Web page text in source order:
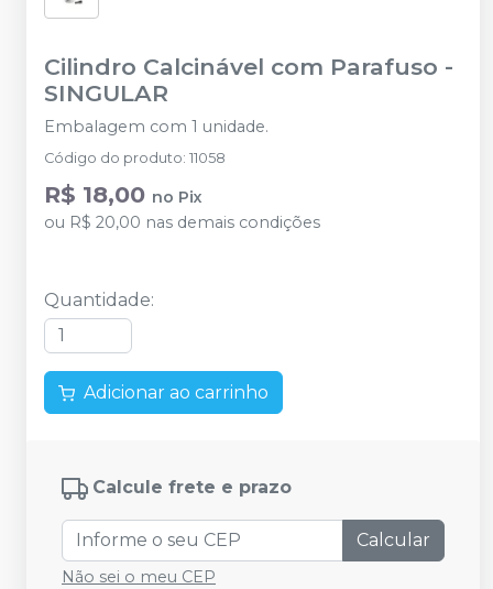
Cilindro Calcinável com Parafuso -
SINGULAR
Embalagem com 1 unidade.
Código do produto: 11058
R$ 18,00 no Pix
ou R$ 20,00 nas demais condições
Quantidade:
Adicionar ao carrinho
Calcule frete e prazo
Calcular
Não sei o meu CEP